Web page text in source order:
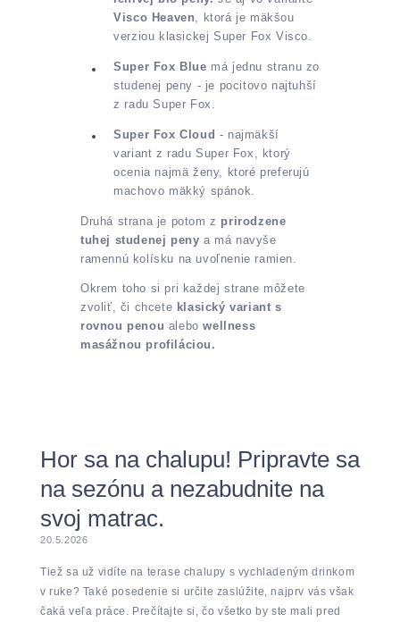
Visco Heaven, ktorá je mäkšou
verziou klasickej Super Fox Visco.
Super Fox Blue má jednu stranu zo
studenej peny - je pocitovo najtuhší
z radu Super Fox.
Super Fox Cloud - najmäkší
variant z radu Super Fox, ktorý
ocenia najmä ženy, ktoré preferujú
machovo mäkký spánok.
Druhá strana je potom z prirodzene
tuhej studenej peny a má navyše
ramennú kolísku na uvoľnenie ramien.
Okrem toho si pri každej strane môžete
zvoliť, či chcete klasický variant s
rovnou penou alebowellness
masážnou profiláciou.
Hor sa na chalupu! Pripravte sa
na sezónu a nezabudnite na
svoj matrac.
20.5.2026
Tiež sa už vidíte na terase chalupy s vychladeným drinkom
v ruke? Také posedenie si určite zaslúžite, najprv vás však
čaká veľa práce. Prečítajte si, čo všetko by ste mali pred